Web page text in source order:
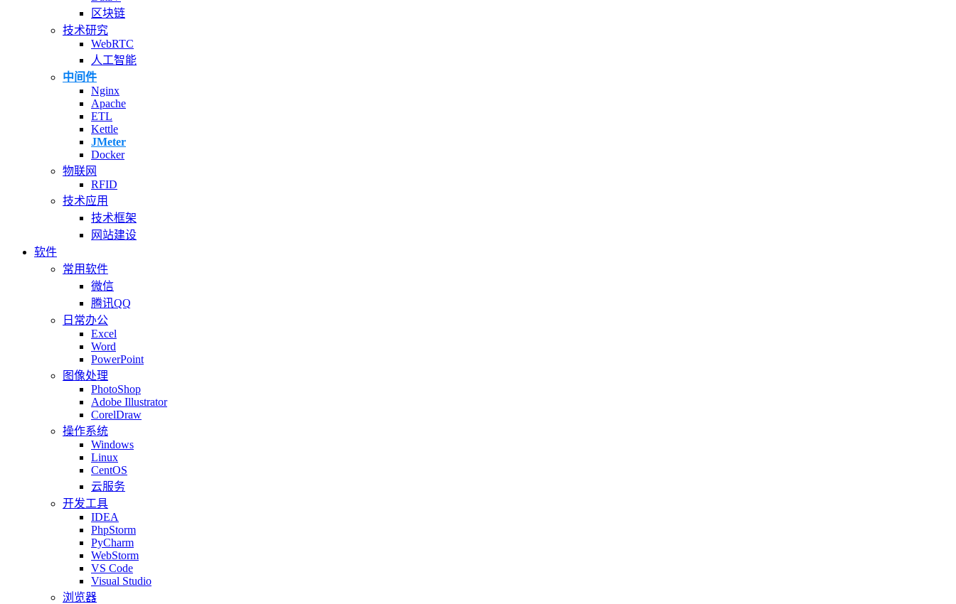
区块链
技术研究
WebRTC
人工智能
中间件
Nginx
Apache
ETL
Kettle
JMeter
Docker
物联网
RFID
技术应用
技术框架
网站建设
软件
常用软件
微信
腾讯QQ
日常办公
Excel
Word
PowerPoint
图像处理
PhotoShop
Adobe Illustrator
CorelDraw
操作系统
Windows
Linux
CentOS
云服务
开发工具
IDEA
PhpStorm
PyCharm
WebStorm
VS Code
Visual Studio
浏览器